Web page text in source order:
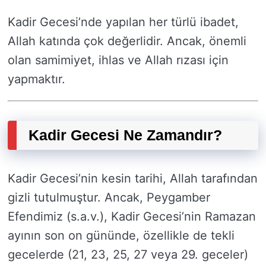
Kadir Gecesi’nde yapılan her türlü ibadet,
Allah katında çok değerlidir. Ancak, önemli
olan samimiyet, ihlas ve Allah rızası için
yapmaktır.
Kadir Gecesi Ne Zamandır?
Kadir Gecesi’nin kesin tarihi, Allah tarafından
gizli tutulmuştur. Ancak, Peygamber
Efendimiz (s.a.v.), Kadir Gecesi’nin Ramazan
ayının son on gününde, özellikle de tekli
gecelerde (21, 23, 25, 27 veya 29. geceler)